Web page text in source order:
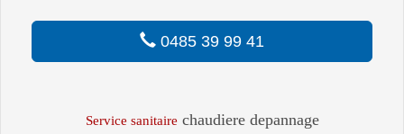
0485 39 99 41
Service sanitaire chaudiere depannage